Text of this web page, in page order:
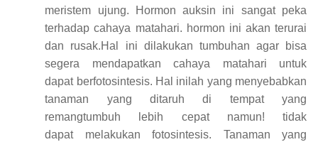
meristem ujung. Hormon auksin ini sangat peka
terhadap cahaya matahari. hormon ini akan terurai
dan rusak.Hal ini dilakukan tumbuhan agar bisa
segera mendapatkan cahaya matahari untuk
dapat berfotosintesis. Hal inilah yang menyebabkan
tanaman yang ditaruh di tempat yang
remangtumbuh lebih cepat namun! tidak
dapat melakukan fotosintesis. Tanaman yang